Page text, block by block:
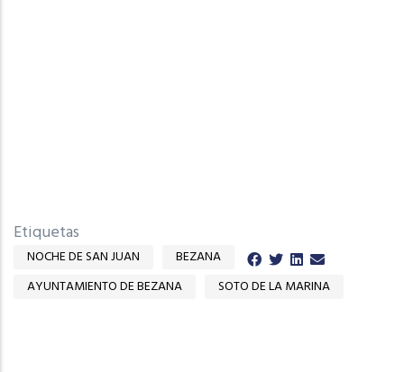
Etiquetas
NOCHE DE SAN JUAN
BEZANA
AYUNTAMIENTO DE BEZANA
SOTO DE LA MARINA